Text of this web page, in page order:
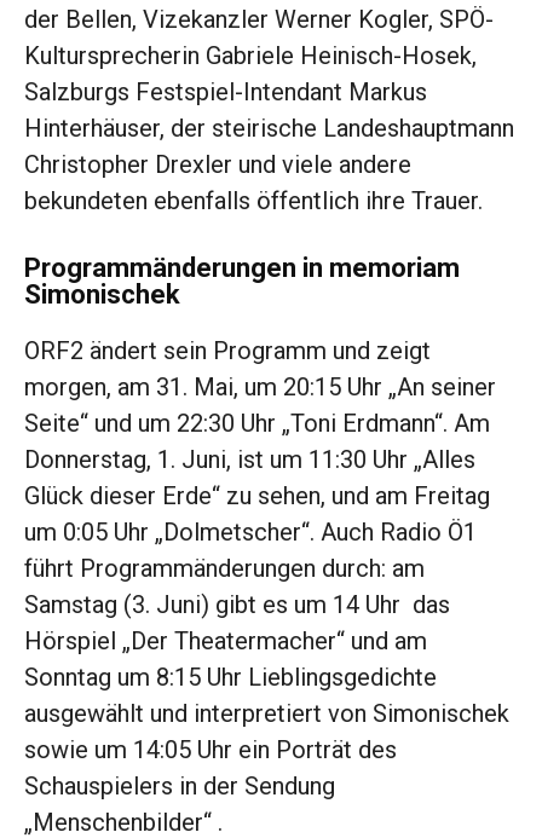
der Bellen, Vizekanzler Werner Kogler, SPÖ-
Kultursprecherin Gabriele Heinisch-Hosek,
Salzburgs Festspiel-Intendant Markus
Hinterhäuser, der steirische Landeshauptmann
Christopher Drexler und viele andere
bekundeten ebenfalls öffentlich ihre Trauer.
Programmänderungen in memoriam
Simonischek
ORF2 ändert sein Programm und zeigt
morgen, am 31. Mai, um 20:15 Uhr „An seiner
Seite“ und um 22:30 Uhr „Toni Erdmann“. Am
Donnerstag, 1. Juni, ist um 11:30 Uhr „Alles
Glück dieser Erde“ zu sehen, und am Freitag
um 0:05 Uhr „Dolmetscher“. Auch Radio Ö1
führt Programmänderungen durch: am
Samstag (3. Juni) gibt es um 14 Uhr das
Hörspiel „Der Theatermacher“ und am
Sonntag um 8:15 Uhr Lieblingsgedichte
ausgewählt und interpretiert von Simonischek
sowie um 14:05 Uhr ein Porträt des
Schauspielers in der Sendung
„Menschenbilder“ .